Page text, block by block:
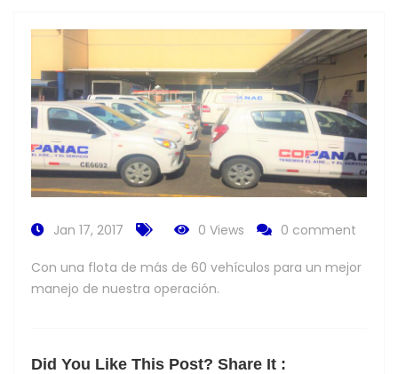
Jan 17, 2017 0 Views 0 comment
Con una flota de más de 60 vehículos para un mejor
manejo de nuestra operación.
Did You Like This Post? Share It :